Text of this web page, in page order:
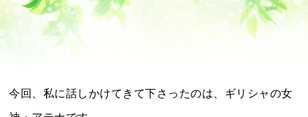
今回、私に話しかけてきて下さったのは、ギリシャの女